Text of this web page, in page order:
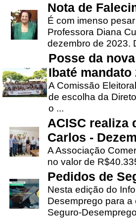
Nota de
É com imenso
Professora Diana
dezembro de 2023.
Posse da
Ibaté mandato
A Comissão
de escolha da
o ...
ACISC realiza
Carlos -
A Associação
no valor de
Pedidos de
Nesta edição do
Desemprego para
Seguro-